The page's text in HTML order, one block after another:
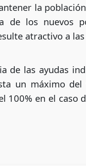
la
de los nuevos
atractivo a
de las ayudas
un máximo
100% en el caso